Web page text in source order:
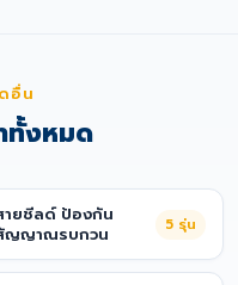
อื่น
ทั้งหมด
ายชีลด์ ป้องกัน
ญญาณรบกวน
5 รุ่น